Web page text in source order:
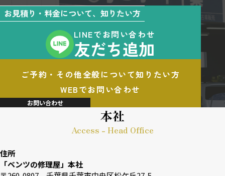
お見積り・料金について、知りたい方
LINEでお問い合わせ
友だち追加
ご予約・その他全般について知りたい方
WEBでお問い合わせ
お問い合わせ
本社
Access - Head Office
住所
「ベンツの修理屋」本社